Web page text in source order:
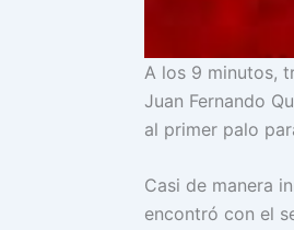
A los 9 minutos,
Juan Fernando
al primer palo
Casi de manera
encontró con el